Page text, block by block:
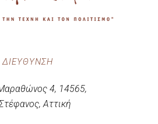
ΔΙΕΎΘΥΝΣΗ
4, 14565,
Αττική